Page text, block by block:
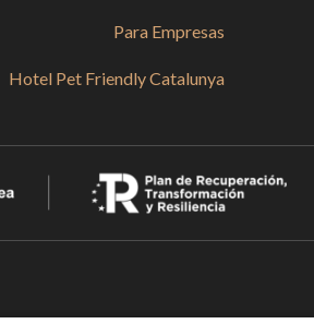
Para Empresas
Hotel Pet Friendly Catalunya